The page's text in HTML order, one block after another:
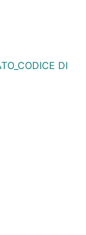
DI